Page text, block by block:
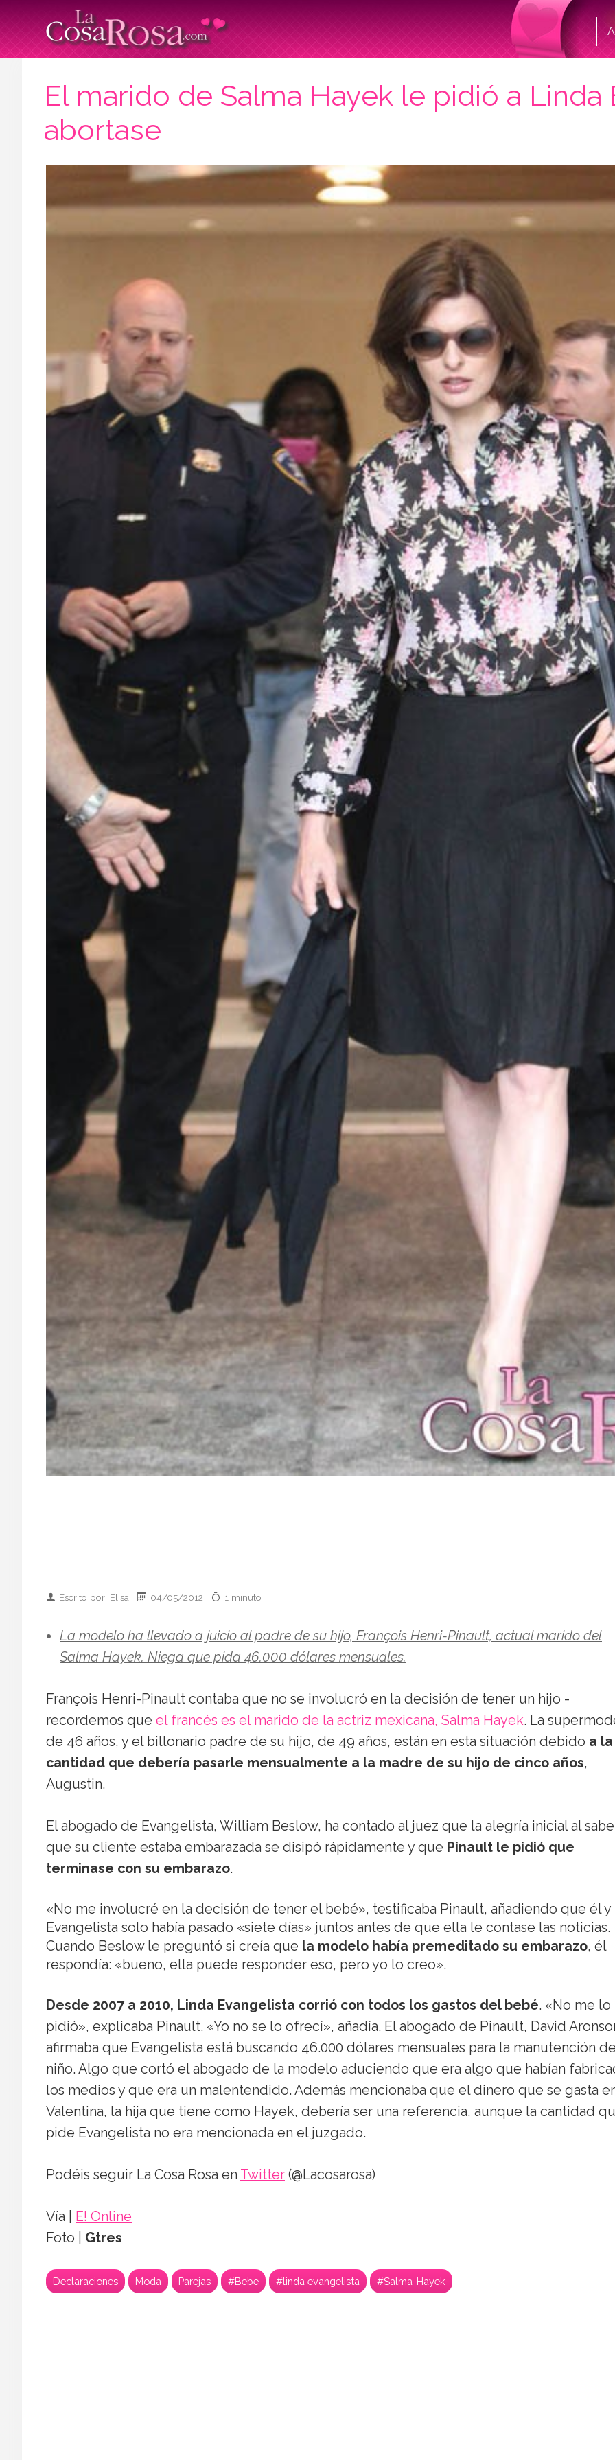
El marido de Salma Hayek le pidió a Linda
abortase
Escrito por: Elisa 04/05/2012 1 minuto
La modelo ha llevado a juicio al padre de su hijo, François Henri-Pinault, actual marido del
Salma Hayek. Niega que pida 46.000 dólares mensuales.
François Henri-Pinault contaba que no se involucró en la decisión de tener un hijo -
recordemos que el francés es el marido de la actriz mexicana, Salma Hayek. La
de 46 años, y el billonario padre de su hijo, de 49 años, están en esta situación debido a la
cantidad que debería pasarle mensualmente a la madre de su hijo de cinco años,
Augustin.
El abogado de Evangelista, William Beslow, ha contado al juez que la alegría inicial al
que su cliente estaba embarazada se disipó rápidamente y que Pinault le pidió que
terminase con su embarazo.
«No me involucré en la decisión de tener el bebé», testificaba Pinault, añadiendo que él y
Evangelista solo había pasado «siete días» juntos antes de que ella le contase las noticias.
Cuando Beslow le preguntó si creía que la modelo había premeditado su embarazo, él
respondía: «bueno, ella puede responder eso, pero yo lo creo».
Desde 2007 a 2010, Linda Evangelista corrió con todos los gastos del bebé. «No me lo
pidió», explicaba Pinault. «Yo no se lo ofrecí», añadía. El abogado de Pinault, David
afirmaba que Evangelista está buscando 46.000 dólares mensuales para la manutención
niño. Algo que cortó el abogado de la modelo aduciendo que era algo que habían
los medios y que era un malentendido. Además mencionaba que el dinero que se gasta
Valentina, la hija que tiene como Hayek, debería ser una referencia, aunque la cantidad
pide Evangelista no era mencionada en el juzgado.
Podéis seguir La Cosa Rosa en Twitter (@Lacosarosa)
Vía |
E! Online
Foto | Gtres
Declaraciones Moda Parejas #Bebe #linda evangelista #Salma-Hayek